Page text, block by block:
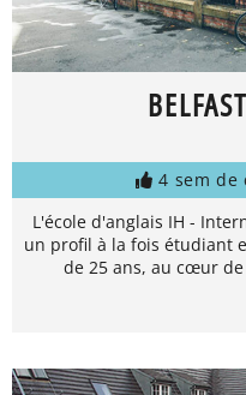
4 sem de
L'école d'anglais IH -
un profil à la fois étudiant
de 25 ans, au cœur